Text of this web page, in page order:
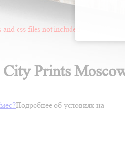
css files not included
Prints
?Подробнее об условиях на